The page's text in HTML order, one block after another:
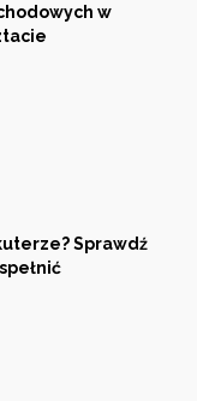
w
Sprawdź